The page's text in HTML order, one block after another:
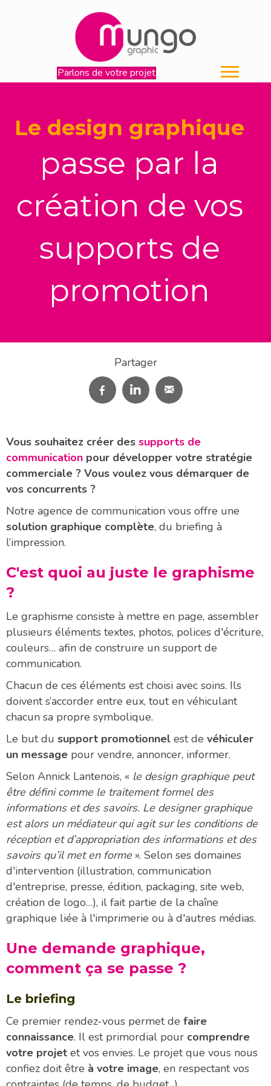
Parlons de votre projet
Le design graphique
passe par la
création de vos
supports de
promotion
Partager
Vous souhaitez créer des supports de
communication pour développer votre stratégie
commerciale ? Vous voulez vous démarquer de
vos concurrents ?
Notre agence de communication vous offre une
solution graphique complète, du briefing à
l’impression.
C'est quoi au juste le graphisme
?
Le graphisme consiste à mettre en page, assembler
plusieurs éléments textes, photos, polices d'écriture,
couleurs… afin de construire un support de
communication.
Chacun de ces éléments est choisi avec soins. Ils
doivent s’accorder entre eux, tout en véhiculant
chacun sa propre symbolique.
Le but du support promotionnel est de véhiculer
un message pour vendre, annoncer, informer.
Selon Annick Lantenois, « le design graphique peut
être défini comme le traitement formel des
informations et des savoirs. Le designer graphique
est alors un médiateur qui agit sur les conditions de
réception et d’appropriation des informations et des
savoirs qu’il met en forme». Selon ses domaines
d'intervention (illustration, communication
d'entreprise, presse, édition, packaging, site web,
création de logo…), il fait partie de la chaîne
graphique liée à l'imprimerie ou à d'autres médias.
Une demande graphique,
comment ça se passe ?
Le briefing
Ce premier rendez-vous permet de faire
connaissance. Il est primordial pour comprendre
votre projet et vos envies. Le projet que vous nous
confiez doit être à votre image, en respectant vos